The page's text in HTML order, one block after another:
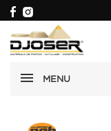
MENU